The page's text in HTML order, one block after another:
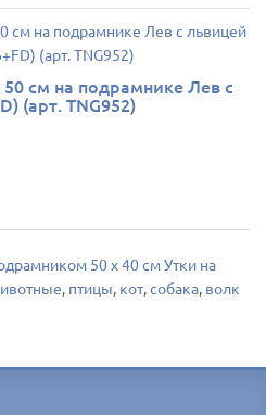
см на подрамнике Лев с
(арт. TNG952)
50 х 40 см Утки на
, птицы, кот,собака, волк